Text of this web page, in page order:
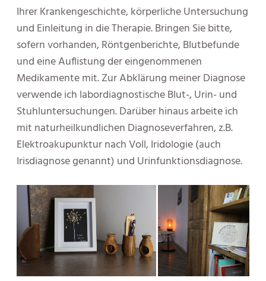
Ihrer Krankengeschichte, körperliche Untersuchung
und Einleitung in die Therapie. Bringen Sie bitte,
sofern vorhanden, Röntgenberichte, Blutbefunde
und eine Auflistung der eingenommenen
Medikamente mit. Zur Abklärung meiner Diagnose
verwende ich labordiagnostische Blut-, Urin- und
Stuhluntersuchungen. Darüber hinaus arbeite ich
mit naturheilkundlichen Diagnoseverfahren, z.B.
Elektroakupunktur nach Voll, Iridologie (auch
Irisdiagnose genannt) und Urinfunktionsdiagnose.